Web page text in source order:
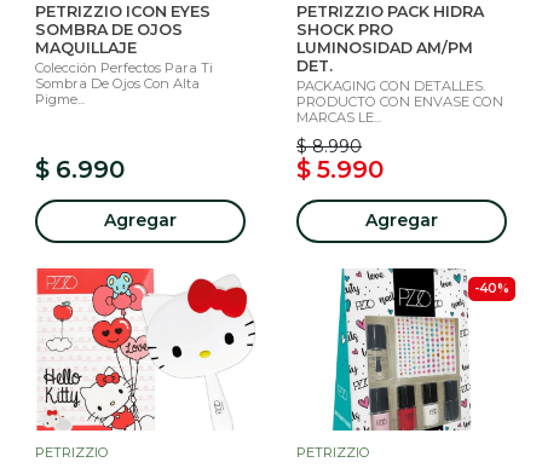
PETRIZZIO ICON EYES
SOMBRA DE OJOS
MAQUILLAJE
Colección Perfectos Para Ti
Sombra De Ojos Con Alta
Pigme...
$ 6.990
Agregar
PETRIZZIO PACK HIDRA
SHOCK PRO
LUMINOSIDAD AM/PM
DET.
PACKAGING CON DETALLES.
PRODUCTO CON ENVASE CON
MARCAS LE...
$ 8.990
$ 5.990
Agregar
PETRIZZIO
-40%
PETRIZZIO